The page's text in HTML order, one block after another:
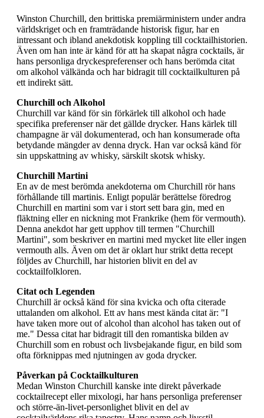
Winston Churchill, den brittiska premiärministern under andra
världskriget och en framträdande historisk figur, har en
intressant och ibland anekdotisk koppling till cocktailhistorien.
Även om han inte är känd för att ha skapat några cocktails, är
hans personliga dryckespreferenser och hans berömda citat
om alkohol välkända och har bidragit till cocktailkulturen på
ett indirekt sätt.
Churchill och Alkohol
Churchill var känd för sin förkärlek till alkohol och hade
specifika preferenser när det gällde drycker. Hans kärlek till
champagne är väl dokumenterad, och han konsumerade ofta
betydande mängder av denna dryck. Han var också känd för
sin uppskattning av whisky, särskilt skotsk whisky.
Churchill Martini
En av de mest berömda anekdoterna om Churchill rör hans
förhållande till martinis. Enligt populär berättelse föredrog
Churchill en martini som var i stort sett bara gin, med en
fläktning eller en nickning mot Frankrike (hem för vermouth).
Denna anekdot har gett upphov till termen "Churchill
Martini", som beskriver en martini med mycket lite eller ingen
vermouth alls. Även om det är oklart hur strikt detta recept
följdes av Churchill, har historien blivit en del av
cocktailfolkloren.
Citat och Legenden
Churchill är också känd för sina kvicka och ofta citerade
uttalanden om alkohol. Ett av hans mest kända citat är: "I
have taken more out of alcohol than alcohol has taken out of
me." Dessa citat har bidragit till den romantiska bilden av
Churchill som en robust och livsbejakande figur, en bild som
ofta förknippas med njutningen av goda drycker.
Påverkan på Cocktailkulturen
Medan Winston Churchill kanske inte direkt påverkade
cocktailrecept eller mixologi, har hans personliga preferenser
och större-än-livet-personlighet blivit en del av